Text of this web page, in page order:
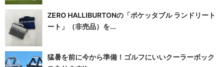
ZERO HALLIBURTONの「ポケッタブル ランドリート
ート」（非売品）を...
猛暑を前に今から準備！ゴルフにいいクーラーボック